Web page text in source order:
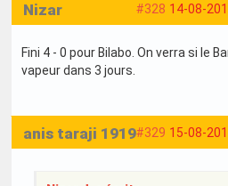
#328 14-08-
Nizar
Fini 4 - 0 pour Bilabo. On verra si le
vapeur dans 3 jours.
#329 15-08-
anis taraji 1919